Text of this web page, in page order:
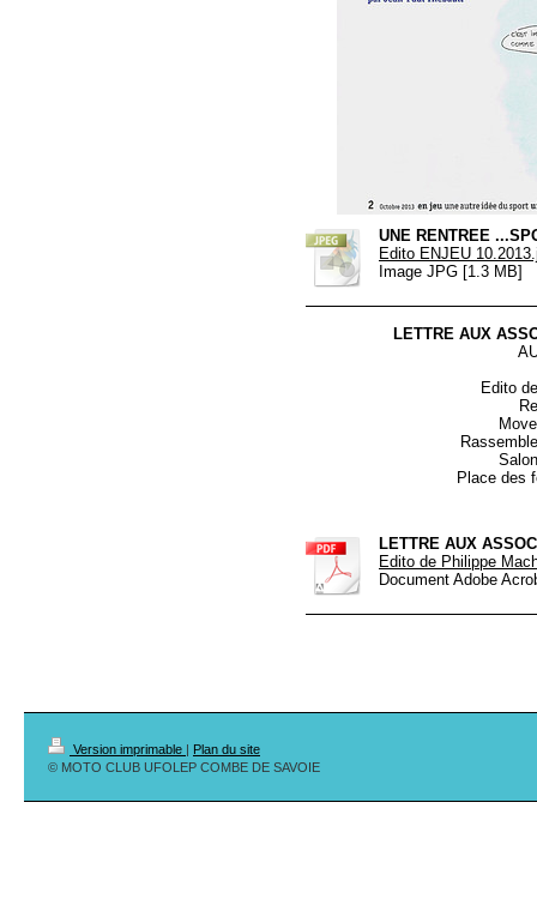
UNE RENTREE
Edito ENJEU
Image JPG [1.3 MB]
LETTRE AUX
Edito
Place des
LETTRE AUX
Edito de Philippe
Document Adobe
Version imprimable | Plan du site
© MOTO CLUB UFOLEP COMBE DE SAVOIE